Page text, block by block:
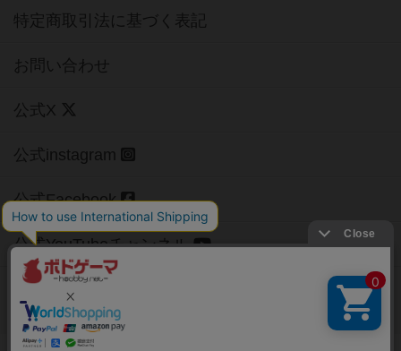
特定商取引法に基づく表記
お問い合わせ
公式X
公式instagram
公式Facebook
公式YouTubeチャンネル